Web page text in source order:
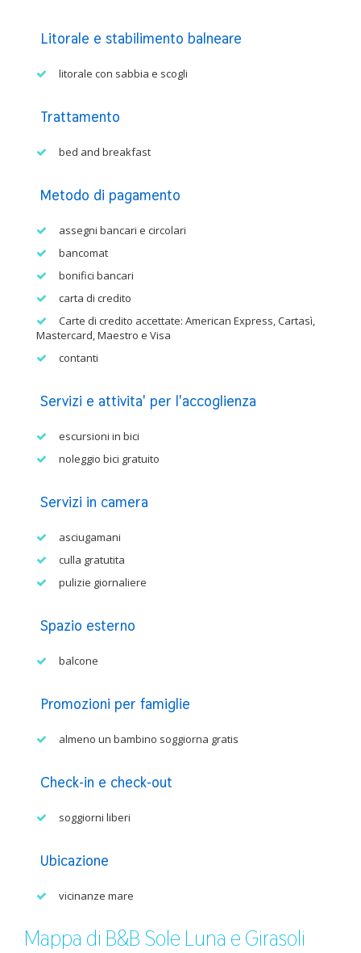
Litorale e stabilimento balneare
litorale con sabbia e scogli
Trattamento
bed and breakfast
Metodo di pagamento
assegni bancari e circolari
bancomat
bonifici bancari
carta di credito
Carte di credito accettate: American Express, Cartasì,
Mastercard, Maestro e Visa
contanti
Servizi e attivita' per l'accoglienza
escursioni in bici
noleggio bici gratuito
Servizi in camera
asciugamani
culla gratutita
pulizie giornaliere
Spazio esterno
balcone
Promozioni per famiglie
almeno un bambino soggiorna gratis
Check-in e check-out
soggiorni liberi
Ubicazione
vicinanze mare
Mappa di B&B Sole Luna e Girasoli